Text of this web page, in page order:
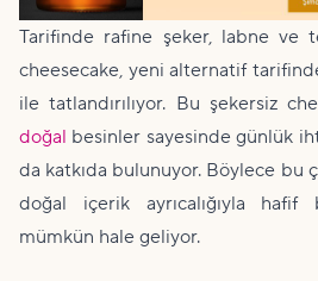
Tarifinde rafine şeker, labne ve
cheesecake, yeni alternatif
ile tatlandırılıyor. Bu şekersiz
doğal besinler sayesinde günlük
da katkıda bulunuyor. Böylece bu
doğal içerik ayrıcalığıyla
mümkün hale geliyor.